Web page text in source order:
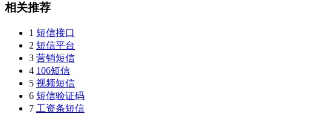
相关推荐
1 短信接口
2 短信平台
3 营销短信
4 106短信
5 视频短信
6 短信验证码
7 工资条短信